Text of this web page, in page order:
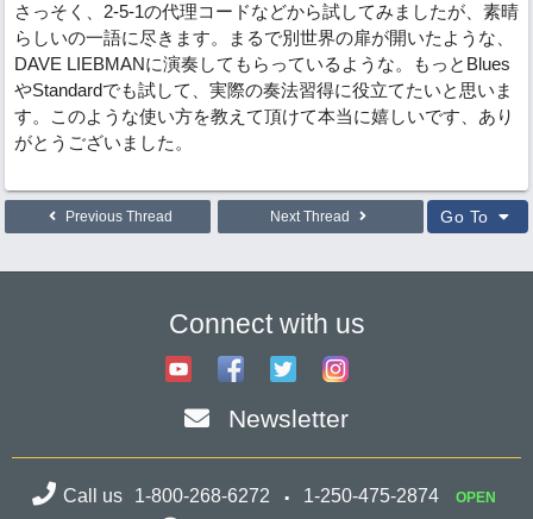
さっそく、2-5-1の代理コードなどから試してみましたが、素晴
らしいの一語に尽きます。まるで別世界の扉が開いたような、
DAVE LIEBMANに演奏してもらっているような。もっとBlues
やStandardでも試して、実際の奏法習得に役立てたいと思いま
す。このような使い方を教えて頂けて本当に嬉しいです、あり
がとうございました。
Previous Thread Next Thread Go To
Connect with us
Newsletter
Call us 1-800-268-6272 1-250-475-2874 OPEN